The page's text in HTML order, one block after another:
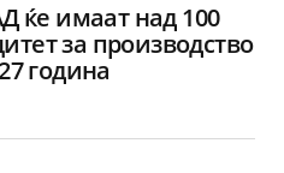
ќе имаат над 100
за производство
година